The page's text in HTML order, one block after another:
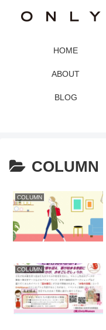
HOME
ABOUT
BLOG
COLUMN
COLUMN
COLUMN